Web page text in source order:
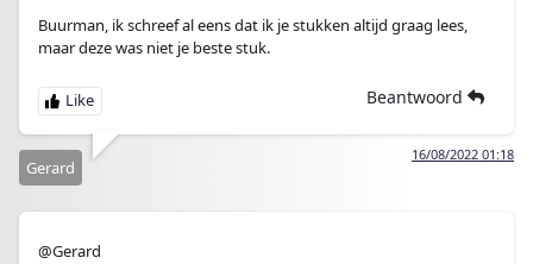
Buurman, ik schreef al eens dat ik je stukken altijd graag lees,
maar deze was niet je beste stuk.
Beantwoord
16/08/2022 01:18
Gerard
@Gerard